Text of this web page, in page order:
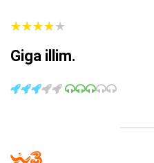
★★★★★
★★★★★
Giga illim.